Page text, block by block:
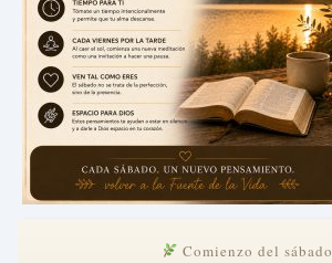
Comienzo del sábado